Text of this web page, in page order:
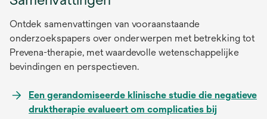
Ontdek samenvattingen van vooraanstaande
onderzoekspapers over onderwerpen met betrekking tot
Prevena-therapie, met waardevolle wetenschappelijke
bevindingen en perspectieven.
Een gerandomiseerde klinische studie die negatieve
druktherapie evalueert om complicaties bij